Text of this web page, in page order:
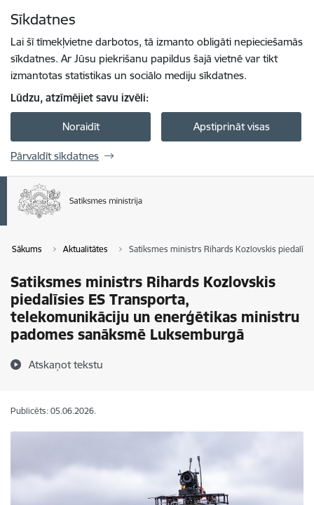
Sīkdatnes
Lai šī tīmekļvietne darbotos, tā izmanto obligāti nepieciešamās
sīkdatnes. Ar Jūsu piekrišanu papildus šajā vietnē var tikt
izmantotas statistikas un sociālo mediju sīkdatnes.
Lūdzu, atzīmējiet savu izvēli:
Noraidīt Apstiprināt visas
Pārvaldīt sīkdatnes
Sākums Aktualitātes Satiksmes ministrs Rihards Kozlovskis
Satiksmes ministrs Rihards Kozlovskis
piedalīsies ES Transporta,
telekomunikāciju un enerģētikas ministru
padomes sanāksmē Luksemburgā
Atskaņot tekstu
Publicēts: 05.06.2026.